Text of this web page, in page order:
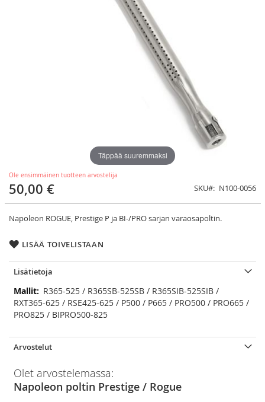
Ole ensimmäinen tuotteen arvostelija
50,00 € SKU N100-0056
Napoleon ROGUE, Prestige P ja BI-/PRO sarjan varaosapoltin.
LISÄÄ TOIVELISTAAN
Täppää suuremmaksi
Lisätietoja
LisätietojaR365-525 / R365SB-525SB / R365SIB-525SIB /
RXT365-625 / RSE425-625 / P500 / P665 / PRO500 / PRO665 /
PRO825 / BIPRO500-825
Arvostelut
Olet arvostelemassa:
Napoleon poltin Prestige / Rogue